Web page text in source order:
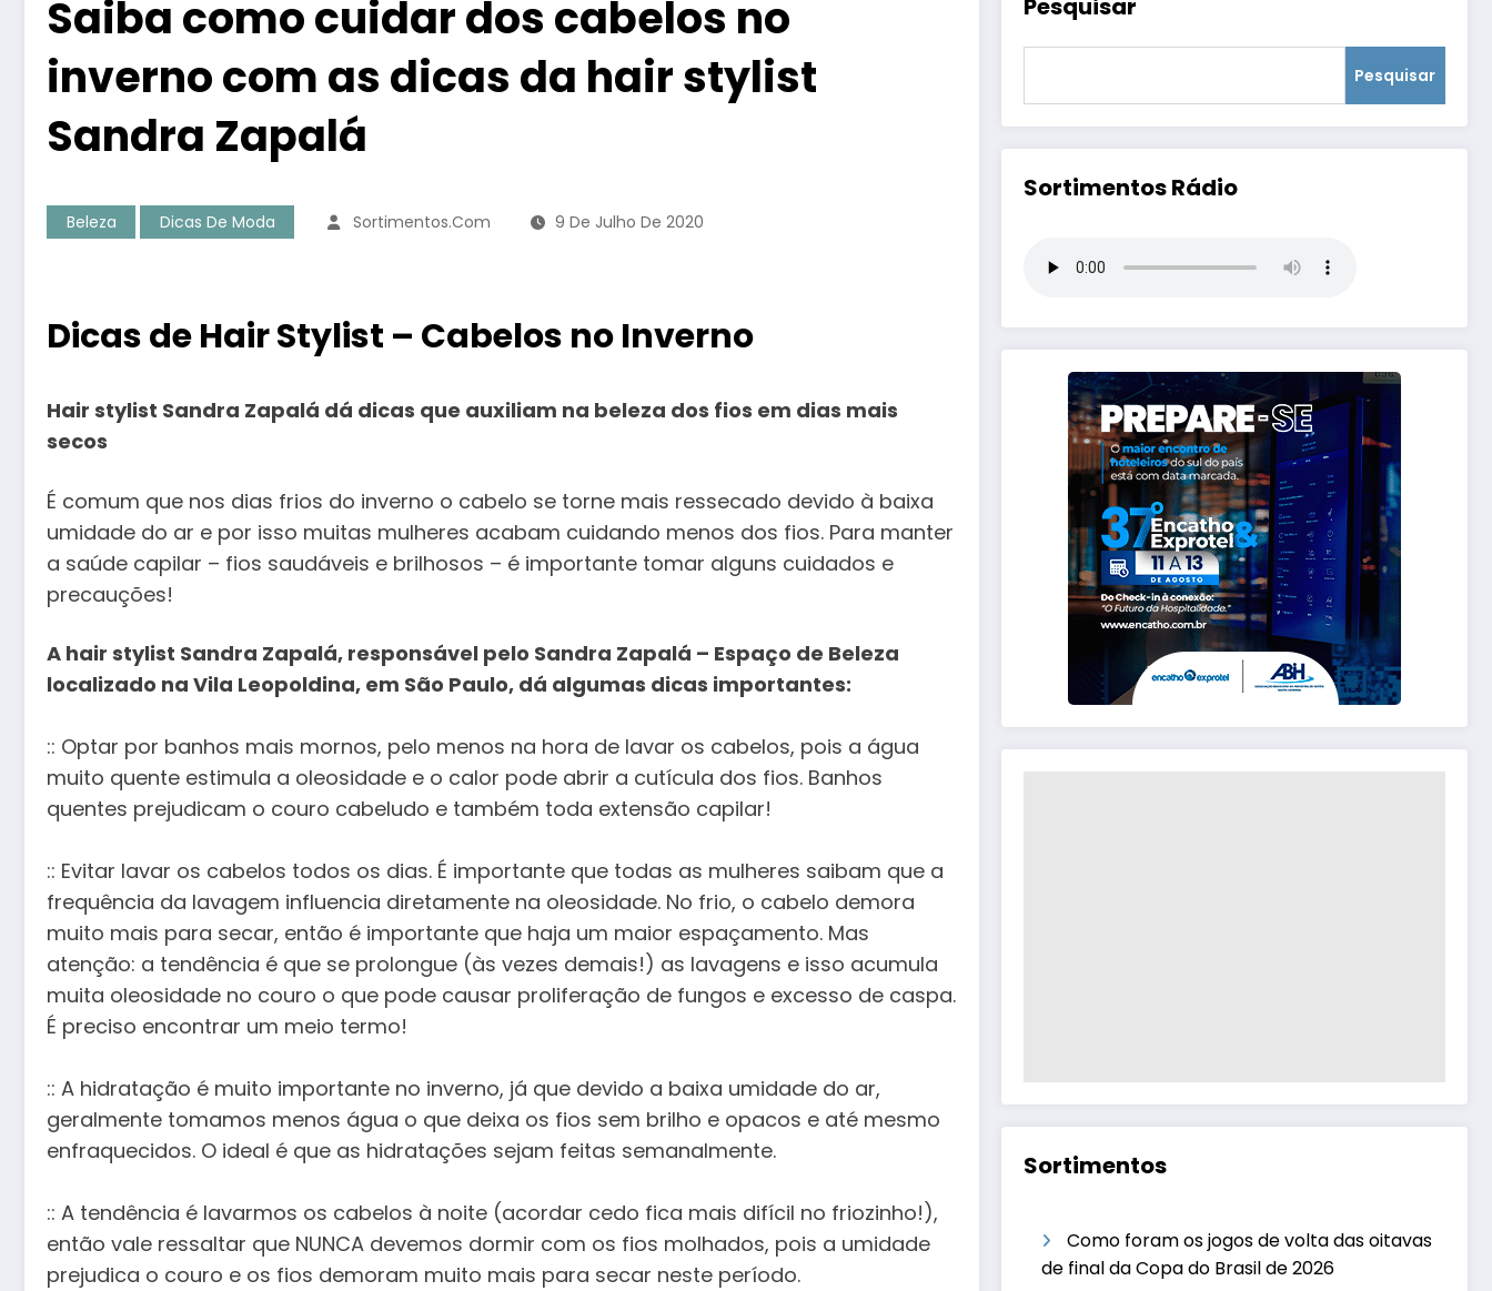
Saiba como cuidar dos cabelos no
inverno com as dicas da hair stylist
Sandra Zapalá
Beleza Dicas De Moda Sortimentos.com 9 De Julho De 2020
Dicas de Hair Stylist – Cabelos no Inverno
Hair stylist Sandra Zapalá dá dicas que auxiliam na beleza dos fios em dias mais
secos
É comum que nos dias frios do inverno o cabelo se torne mais ressecado devido à baixa
umidade do ar e por isso muitas mulheres acabam cuidando menos dos fios. Para manter
a saúde capilar – fios saudáveis e brilhosos – é importante tomar alguns cuidados e
precauções!
A hair stylist Sandra Zapalá, responsável pelo Sandra Zapalá – Espaço de Beleza
localizado na Vila Leopoldina, em São Paulo, dá algumas dicas importantes:
:: Optar por banhos mais mornos, pelo menos na hora de lavar os cabelos, pois a água
muito quente estimula a oleosidade e o calor pode abrir a cutícula dos fios. Banhos
quentes prejudicam o couro cabeludo e também toda extensão capilar!
:: Evitar lavar os cabelos todos os dias. É importante que todas as mulheres saibam que a
frequência da lavagem influencia diretamente na oleosidade. No frio, o cabelo demora
muito mais para secar, então é importante que haja um maior espaçamento. Mas
atenção: a tendência é que se prolongue (às vezes demais!) as lavagens e isso acumula
muita oleosidade no couro o que pode causar proliferação de fungos e excesso de caspa.
É preciso encontrar um meio termo!
:: A hidratação é muito importante no inverno, já que devido a baixa umidade do ar,
geralmente tomamos menos água o que deixa os fios sem brilho e opacos e até mesmo
enfraquecidos. O ideal é que as hidratações sejam feitas semanalmente.
:: A tendência é lavarmos os cabelos à noite (acordar cedo fica mais difícil no friozinho!),
então vale ressaltar que NUNCA devemos dormir com os fios molhados, pois a umidade
prejudica o couro e os fios demoram muito mais para secar neste período.
Pesquisar
Pesquisar
Sortimentos Rádio
Sortimentos
Como foram os jogos de volta das oitavas
de final da Copa do Brasil de 2026